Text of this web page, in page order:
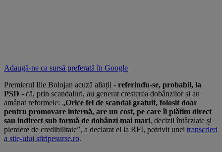
Adaugă-ne ca sursă preferată în Google
Premierul Ilie Bolojan acuză aliații - referindu-se, probabil, la
PSD - că, prin scandaluri, au generat creșterea dobânzilor și au
amânat reformele: „Orice fel de scandal gratuit, folosit doar
pentru promovare internă, are un cost, pe care îl plătim direct
sau indirect sub formă de dobânzi mai mari, decizii întârziate și
pierdere de credibilitate”, a declarat el la RFI, potrivit unei transcrieri
a site-ului stiripesurse.ro.